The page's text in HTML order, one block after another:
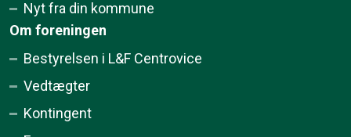
Nyt fra din kommune
Om foreningen
Bestyrelsen i L&F Centrovice
Vedtægter
Kontingent